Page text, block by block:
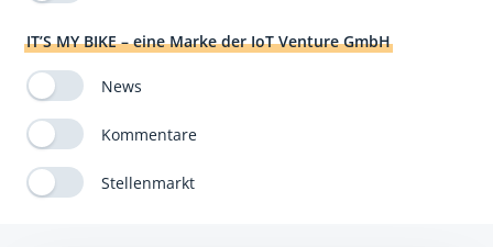
IT’S MY BIKE – eine Marke der IoT Venture GmbH
News
Kommentare
Stellenmarkt